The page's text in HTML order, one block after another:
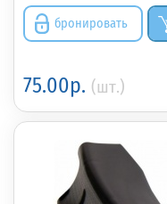
бронировать
75.00р. (шт.)